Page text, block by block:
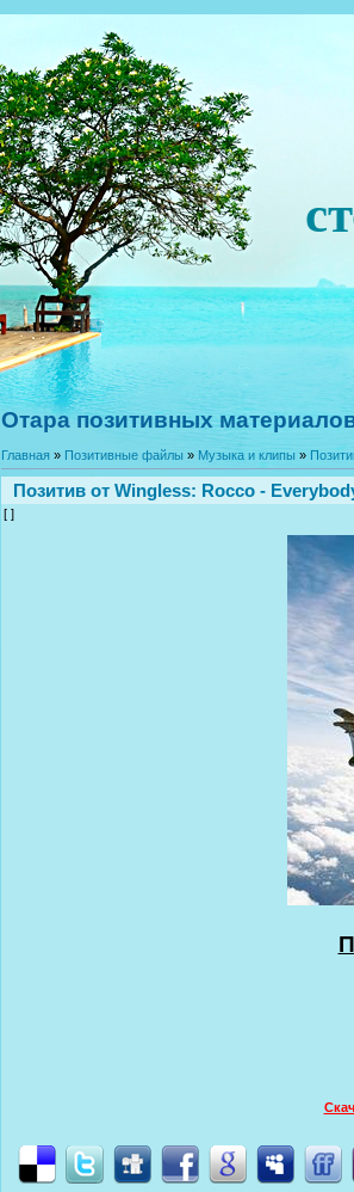
Отара позитивных
Главная » Позитивные файлы » Музыка и клипы »
Позитив от Wingless: Rocco -
[ ]